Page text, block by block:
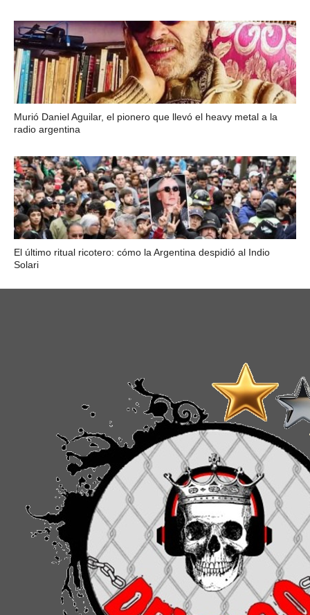
Murió Daniel Aguilar, el pionero que llevó el heavy metal a la
radio argentina
El último ritual ricotero: cómo la Argentina despidió al Indio
Solari